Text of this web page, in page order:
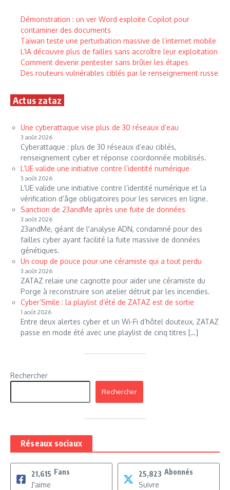
Démonstration : un ver Word exploite Copilot pour
contaminer des documents
Taïwan teste une perturbation massive de l’internet mobile
L’IA découvre plus de failles sans accroître leur exploitation
Comment devenir pentester sans brûler les étapes
Des routeurs vulnérables ciblés par le renseignement russe
Actus zataz
Une cyberattaque vise plus de 30 réseaux d’eau
3 août 2026
Cyberattaque : plus de 30 réseaux d’eau ciblés,
renseignement cyber et réponse coordonnée mobilisés.
L’UE valide une initiative contre l’identité numérique
3 août 2026
L’UE valide une initiative contre l’identité numérique et la
vérification d’âge obligatoires pour les services en ligne.
Sanction de 23andMe après une fuite de données
3 août 2026
23andMe, géant de l'analyse ADN, condamné pour des
failles cyber ayant facilité la fuite massive de données
génétiques.
Un coup de pouce pour une céramiste qui a tout perdu
3 août 2026
ZATAZ relaie une cagnotte pour aider une céramiste du
Porge à reconstruire son atelier détruit par les incendies.
Cyber’Smile : la playlist d’été de ZATAZ est de sortie
1 août 2026
Entre deux alertes cyber et un Wi-Fi d’hôtel douteux, ZATAZ
passe en mode été avec une playlist de cinq titres […]
Rechercher
Rechercher
Réseaux sociaux
21,615 Fans
J'aime
25,823 Abonnés
Suivre